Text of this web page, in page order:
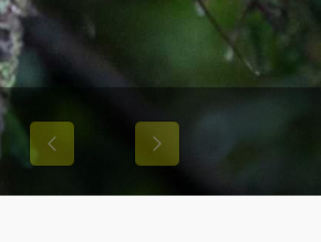
Previous Next